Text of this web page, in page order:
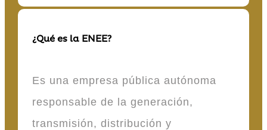
¿Qué es la ENEE?
Es una empresa pública autónoma
responsable de la generación,
transmisión, distribución y